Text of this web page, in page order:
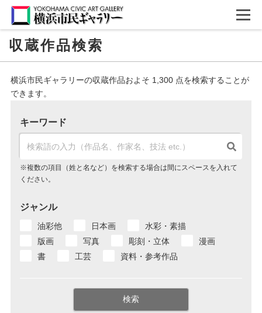
収蔵作品検索
横浜市民ギャラリーの収蔵作品およそ 1,300 点を検索することが
できます。
キーワード
※複数の項目（姓と名など）を検索する場合は間にスペースを入れて
ください。
ジャンル
油彩他 日本画
水彩・素描
版画
写真 彫刻・立体
漫画
書
工芸 資料・参考作品